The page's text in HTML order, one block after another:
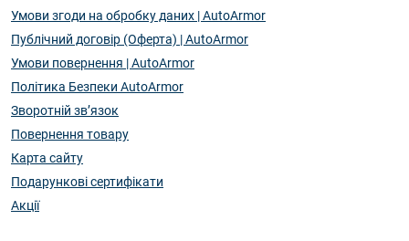
Умови згоди на обробку даних | AutoArmor
Публічний договір (Оферта) | AutoArmor
Умови повернення | AutoArmor
Політика Безпеки AutoArmor
Зворотній зв’язок
Повернення товару
Карта сайту
Подарункові сертифікати
Акції